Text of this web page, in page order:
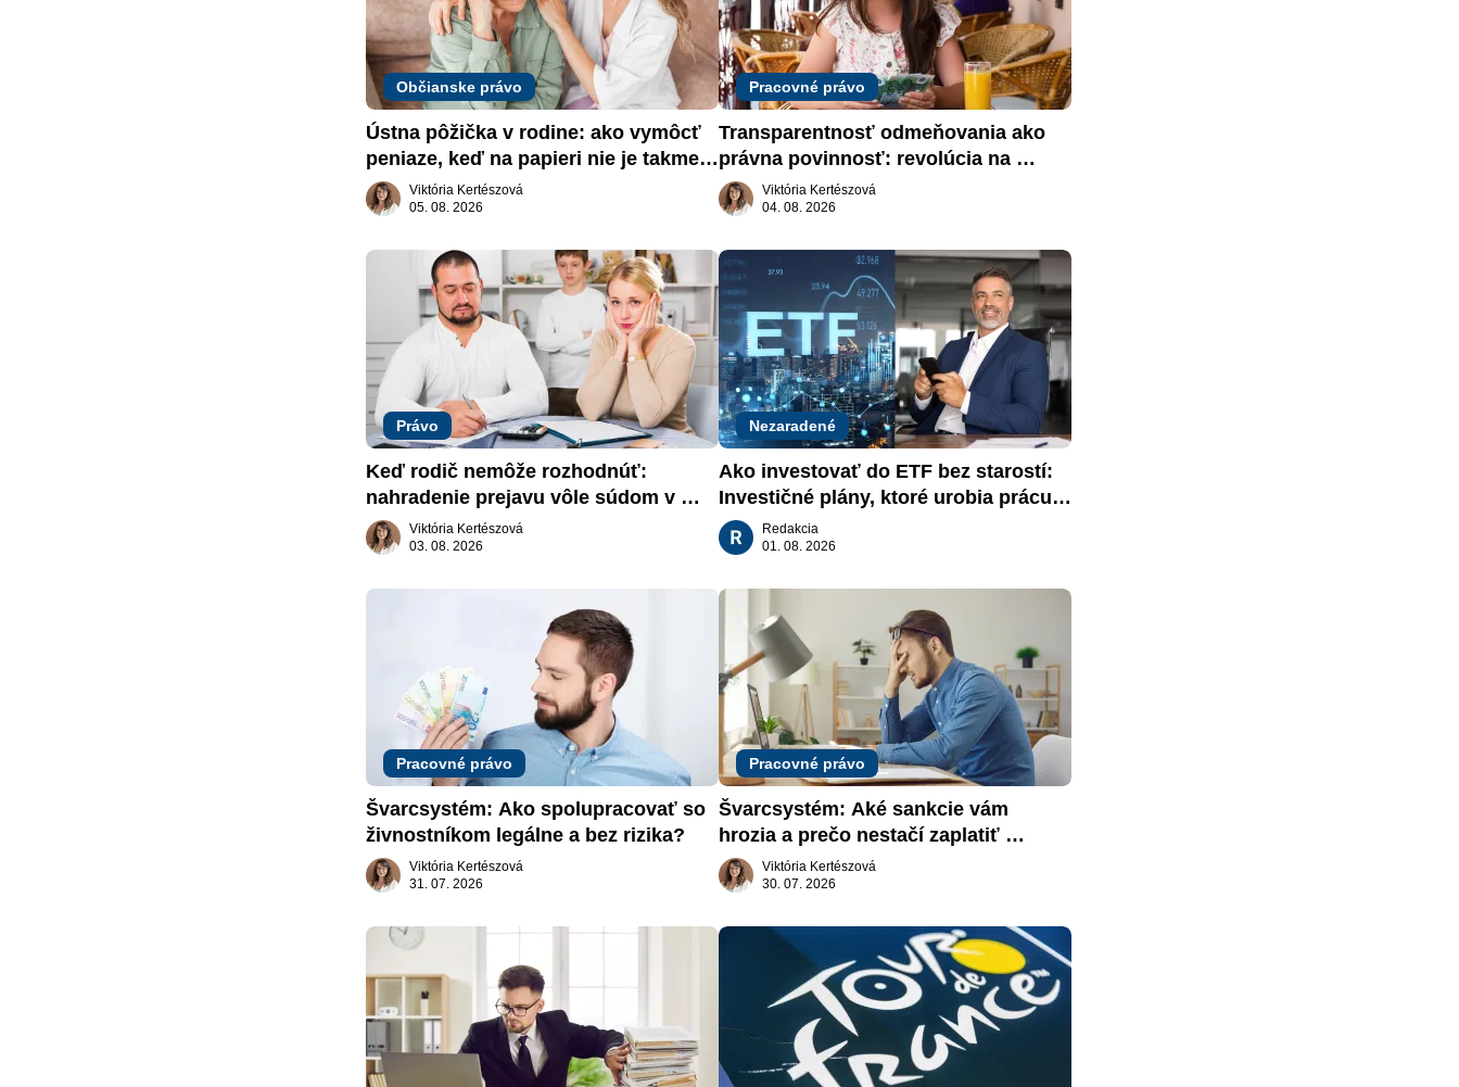
Občianske právo
Ústna pôžička v rodine: ako vymôcť
peniaze, keď na papieri nie je takmer
nič
Viktória Kertészová
05. 08. 2026
Pracovné právo
Transparentnosť odmeňovania ako
právna povinnosť: revolúcia na
slovenskom trhu práce
Viktória Kertészová
04. 08. 2026
Právo
Keď rodič nemôže rozhodnúť:
nahradenie prejavu vôle súdom v
záujme dieťaťa
Viktória Kertészová
03. 08. 2026
Nezaradené
Ako investovať do ETF bez starostí:
Investičné plány, ktoré urobia prácu
za vásRedakcia
01. 08. 2026
Pracovné právo
Švarcsystém: Ako spolupracovať so
živnostníkom legálne a bez rizika?
Viktória Kertészová
31. 07. 2026
Pracovné právo
Švarcsystém: Aké sankcie vám
hrozia a prečo nestačí zaplatiť
pokutu?Viktória Kertészová
30. 07. 2026